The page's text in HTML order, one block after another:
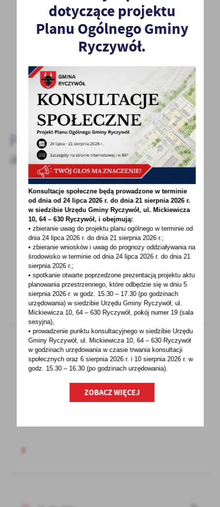
POPRZEDNI NASTĘPNY
Spodobała Ci się informacja? Zostaw nam swoją opinię
bardzo nam w tym pomoże!
DODAJ KOMENTARZ
Pozostałe
aktualności
28 - 05 - 2021
ZBIÓRKA ODPADÓW ROLNICZYCH NA TERENIE
GMINY RYCZYWÓŁ
JOPEK RECYKLING AgroJOPEK ZBIÓRKA
ODPADÓW ROLNICZYCHNA TERENIE GMINY
RYCZYWÓŁ Termin: 28.06.2021r...
27 - 05 - 2021
19,6 mln deklaracji podatkowych za 2020 r.
dotyczące projektu
Planu Ogólnego Gminy
Ryczywół.
Konsultacje społeczne będą prowadzone w terminie
od dnia od 24 lipca 2026 r. do dnia 21 sierpnia 2026 r.
w siedzibie Urzędu Gminy Ryczywół, ul. Mickiewicza
10, 64 – 630 Ryczywół, i obejmują:
• zbieranie uwag do projektu planu ogólnego w terminie od
dnia 24 lipca 2026 r. do dnia 21 sierpnia 2026 r.;
• zbieranie wniosków i uwag do prognozy oddziaływania na
środowisko w terminie od dnia 24 lipca 2026 r. do dnia 21
sierpnia 2026 r.;
• spotkanie otwarte poprzedzone prezentacją projektu aktu
planowania przestrzennego, które odbędzie się w dniu 5
sierpnia 2026 r.w godz. 15.30 – 17.30 (po godzinach
urzędowania) w siedzibie Urzędu Gminy Ryczywół, ul.
Mickiewicza 10, 64 – 630 Ryczywół, pokójnumer 19 (sala
sesyjna),
• prowadzenie punktu konsultacyjnego w siedzibie Urzędu
Gminy Ryczywół, ul. Mickiewicza 10, 64 – 630 Ryczywół
w godzinachurzędowania w czasie trwania konsultacji
społecznych oraz 6 sierpnia 2026 r. i 10 sierpnia 2026 r. w
godz. 15.30 – 16.30 (po godzinachurzędowania).
ZOBACZ WIĘCEJ